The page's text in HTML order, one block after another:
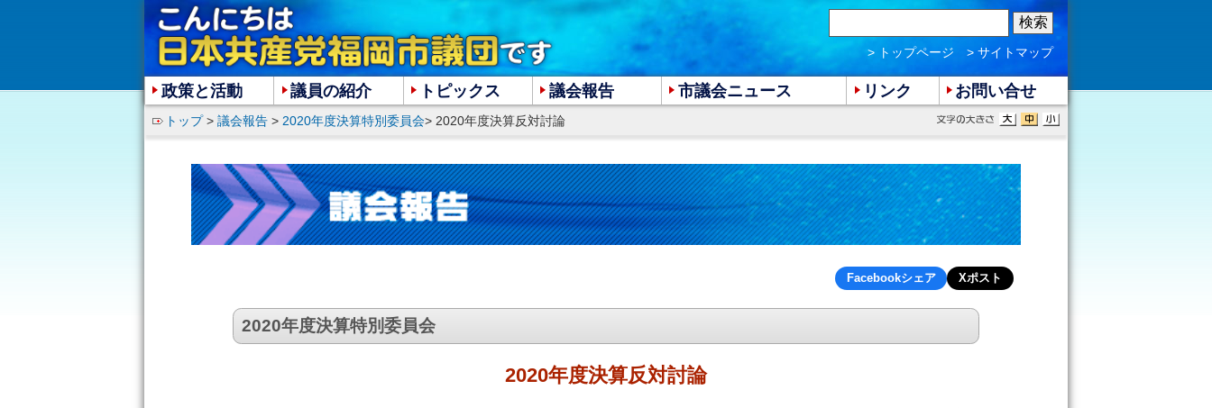
トップ> 議会報告 > 2020年度決算特別委員会> 2020年度決算反対討論
大
Facebookシェア Xポスト
2020年度決算特別委員会
2020年度決算反対討論
政策と活動 議員の紹介 トピックス 議会報告 市議会ニュース リンク お問い合せ
> トップページ > サイトマップ